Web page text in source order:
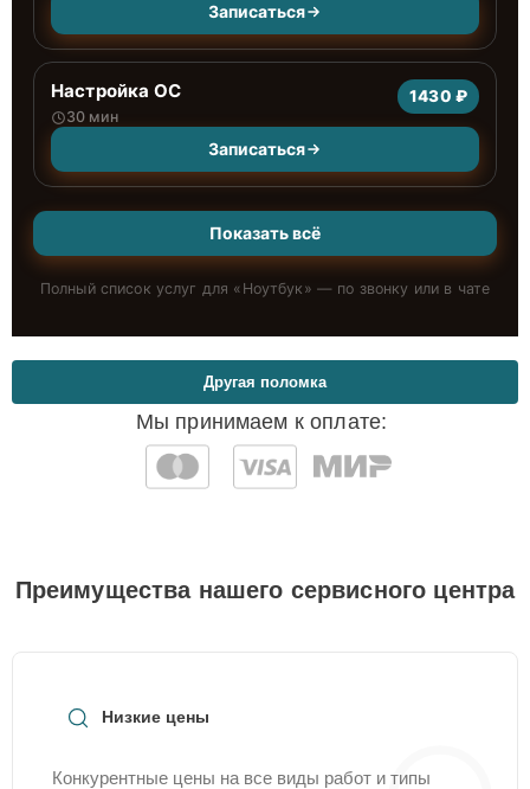
Записаться
Настройка ОС
30 мин
1430 ₽
Записаться
Показать всё
Полный список услуг для « Ноутбук » — по звонку или в чате
Мы принимаем к оплате:
Другая поломка
Преимущества нашего сервисного центра
Низкие цены
Конкурентные цены на все виды работ и типы